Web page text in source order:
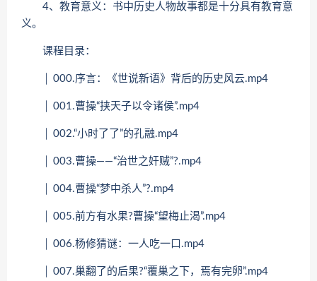
4、教育意义：书中历史人物故事都是十分具有教育意
义。
课程目录：
│ 000.序言：《世说新语》背后的历史风云.mp4
│ 001.曹操“挟天子以令诸侯”.mp4
│ 002.“小时了了”的孔融.mp4
│ 003.曹操——“治世之奸贼”?.mp4
│ 004.曹操“梦中杀人”?.mp4
│ 005.前方有水果?曹操“望梅止渴”.mp4
│ 006.杨修猜谜：一人吃一口.mp4
│ 007.巢翻了的后果?“覆巢之下，焉有完卵”.mp4